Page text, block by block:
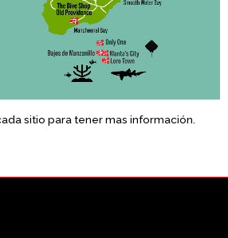
sitio para tener mas información.